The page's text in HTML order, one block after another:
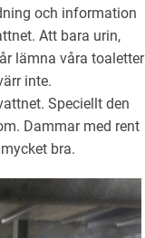
och information
Att bara urin,
lämna våra toaletter
inte.
Speciellt den
Dammar med rent
bra.